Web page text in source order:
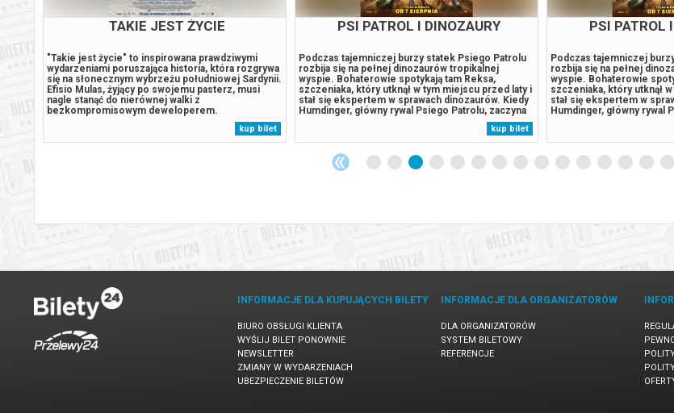
TAKIE JEST ŻYCIE
"Takie jest życie" to inspirowana prawdziwymi
wydarzeniami poruszająca historia, która rozgrywa
się na słonecznym wybrzeżu południowej Sardynii.
Efisio Mulas, żyjący po swojemu pasterz, musi
nagle stanąć do nierównej walki z
bezkompromisowym deweloperem.
Niespodziewany najeźdźca chce zamienić jego
dom i ziemię w luksusowy kurort. Gdy w grę
wchodzą milionowe oferty oraz nowe miejsca
kup bilet
PSI PATROL I DINOZAURY
Podczas tajemniczej burzy statek Psiego Patrolu
rozbija się na pełnej dinozaurów tropikalnej
wyspie. Bohaterowie spotykają tam Reksa,
szczeniaka, który utknął w tym miejscu przed laty i
stał się ekspertem w sprawach dinozaurów. Kiedy
Humdinger, główny rywal Psiego Patrolu, zaczyna
lekkomyślnie eksploatować zasoby naturalne
wyspy, doprowadza do wybuchu ogromnego,
uśpionego od lat wulkanu. Psi Patrol...
kup bilet
PSI PATROL
Podczas tajemniczej
rozbija się na pełnej
wyspie. Bohaterowie
szczeniaka, który utknął
stał się ekspertem w
Humdinger, główny rywal
lekkomyślnie
wyspy, doprowadza do
uśpionego od lat wulkanu.
INFORMACJE DLA KUPUJĄCYCH BILETY
BIURO OBSŁUGI KLIENTA
WYŚLIJ BILET PONOWNIE
NEWSLETTER
ZMIANY W WYDARZENIACH
UBEZPIECZENIE BILETÓW
INFORMACJE DLA ORGANIZATORÓW
DLA ORGANIZATORÓW
SYSTEM BILETOWY
REFERENCJE